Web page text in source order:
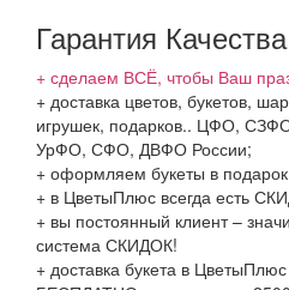
Гарантия Качества
+ сделаем ВСЁ, чтобы Ваш
+ доставка цветов, букетов,
игрушек, подарков.. ЦФО,
УрФО, СФО, ДВФО России;
+ оформляем букеты в
+ в ЦветыПлюс всегда есть
+ вы постоянный клиент –
система СКИДОК!
+ доставка букета в